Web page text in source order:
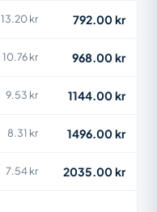
13.20 kr 792.00 kr
10.76 kr 968.00 kr
9.53 kr 1144.00 kr
8.31 kr 1496.00 kr
7.54 kr 2035.00 kr